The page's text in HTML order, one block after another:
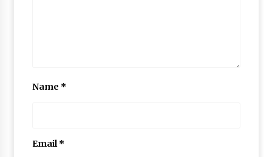
Name *
Email*